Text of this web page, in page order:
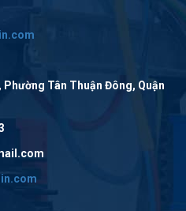
Tân Thuận Đông, Quận